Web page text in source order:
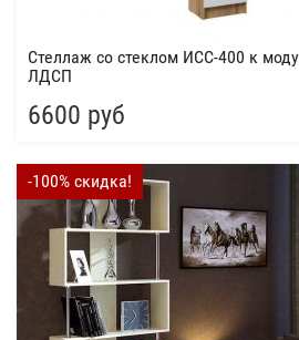
Стеллаж со стеклом ИСС-400 к
ЛДСП
6600 руб
-100% скидка!